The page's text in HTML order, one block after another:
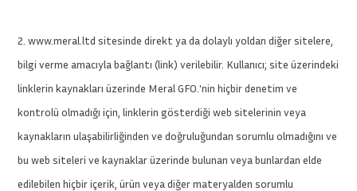
2. www.meral.ltd sitesinde direkt ya da dolaylı yoldan diğer sitelere,
bilgi verme amacıyla bağlantı (link) verilebilir. Kullanıcı; site üzerindeki
linklerin kaynakları üzerinde Meral GFO.'nin hiçbir denetim ve
kontrolü olmadığı için, linklerin gösterdiği web sitelerinin veya
kaynakların ulaşabilirliğinden ve doğruluğundan sorumlu olmadığını ve
bu web siteleri ve kaynaklar üzerinde bulunan veya bunlardan elde
edilebilen hiçbir içerik, ürün veya diğer materyalden sorumlu